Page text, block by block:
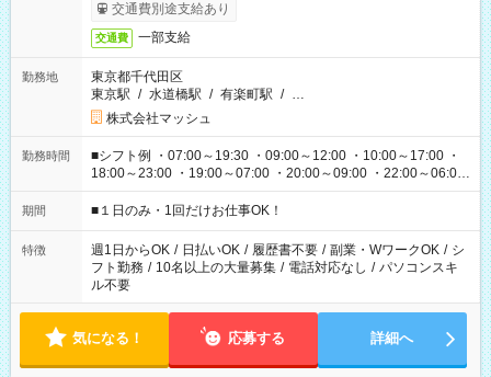
交通費別途支給あり
交通費 一部支給
勤務地
東京都千代田区
東京駅 / 水道橋駅 / 有楽町駅 / …
株式会社マッシュ
勤務時間
■シフト例 ・07:00～19:30 ・09:00～12:00 ・10:00～17:00 ・
18:00～23:00 ・19:00～07:00 ・20:00～09:00 ・22:00～06:00
etc ★最短で3時間で5,120円のお仕事から 15時間で2万円近く稼
げるお仕事も！ ご希望のお時間に合わせてご紹介！ ※シフトは
ください！
期間 ■１日のみ・1回だけお仕事OK！
特徴 週1日からOK / 日払いOK / 履歴書不要 / 副業・WワークOK / シ
フト勤務 / 10名以上の大量募集 / 電話対応なし / パソコンスキ
ル不要
気になる！ 応募する 詳細へ